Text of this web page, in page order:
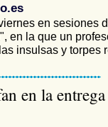
en sesiones
en la que un
insulsas y torpes
en la entrega